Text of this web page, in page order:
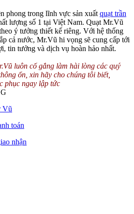
phong trong lĩnh vực sản xuất quạt trần
lượng số 1 tại Việt Nam. Quạt Mr.Vũ
ý tưởng thiết kế riêng. Với hệ thống
cả nước, Mr.Vũ hi vọng sẽ cung cấp tới
tin tưởng và dịch vụ hoàn hảo nhất.
luôn cố gắng làm hài lòng các quý
ổn, xin hãy cho chúng tôi biết,
phục ngay lập tức
Vũ
toán
nhận